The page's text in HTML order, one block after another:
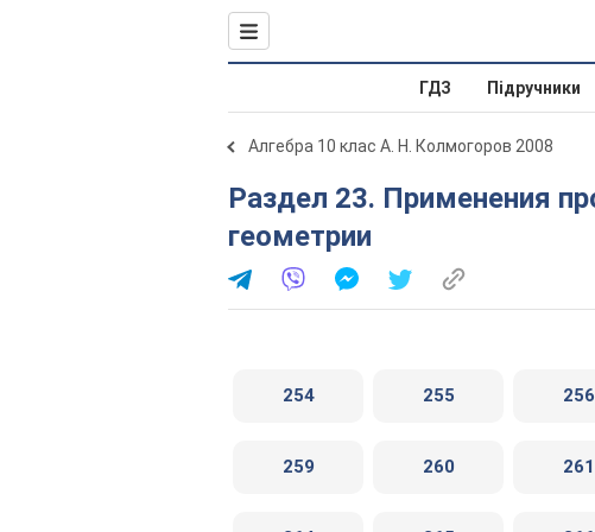
ГДЗ Підручники
Алгебра 10 клас А. Н. Колмогоров 2008
Раздел 23. Применения производной в физике и
геометрии
254 255 256
259 260 261